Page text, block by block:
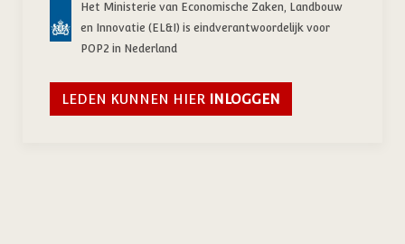
Het Ministerie van Economische Zaken, Landbouw
en Innovatie (EL&I) is eindverantwoordelijk voor
POP2 in Nederland
LEDEN KUNNEN HIER INLOGGEN